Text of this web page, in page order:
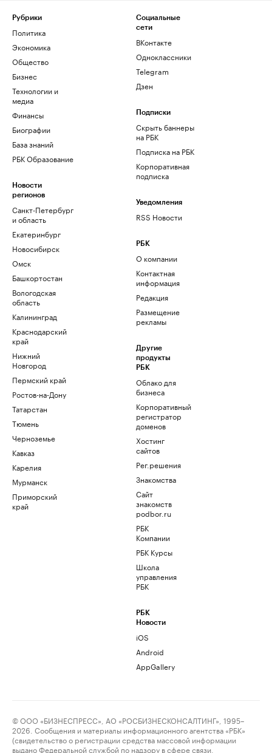
Рубрики
Политика
Экономика
Общество
Бизнес
Технологии и
медиа
Финансы
Биографии
База знаний
РБК Образование
Новости
регионов
Санкт-Петербург
и область
Екатеринбург
Новосибирск
Омск
Башкортостан
Вологодская
область
Калининград
Краснодарский
край
Нижний
Новгород
Пермский край
Ростов-на-Дону
Татарстан
Тюмень
Черноземье
Кавказ
Карелия
Мурманск
Приморский
край
Социальные
сети
ВКонтакте
Одноклассники
Telegram
Дзен
Подписки
Скрыть баннеры
на РБК
Подписка на РБК
Корпоративная
подписка
Уведомления
RSS Новости
РБК
О компании
Контактная
информация
Редакция
Размещение
рекламы
Другие
продукты
РБК
Облако для
бизнеса
Корпоративный
регистратор
доменов
Хостинг
сайтов
Рег.решения
Знакомства
Сайт
знакомств
podbor.ru
РБК
Компании
РБК Курсы
Школа
управления
РБК
РБК
Новости
iOS
Android
AppGallery
© ООО «БИЗНЕСПРЕСС», АО «РОСБИЗНЕСКОНСАЛТИНГ», 1995–
2026. Сообщения и материалы информационного агентства «РБК»
(свидетельство о регистрации средства массовой информации
выдано Федеральной службой по надзору в сфере связи,